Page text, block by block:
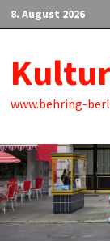
Zum
Inhalt
8. August 2026
www.behring-